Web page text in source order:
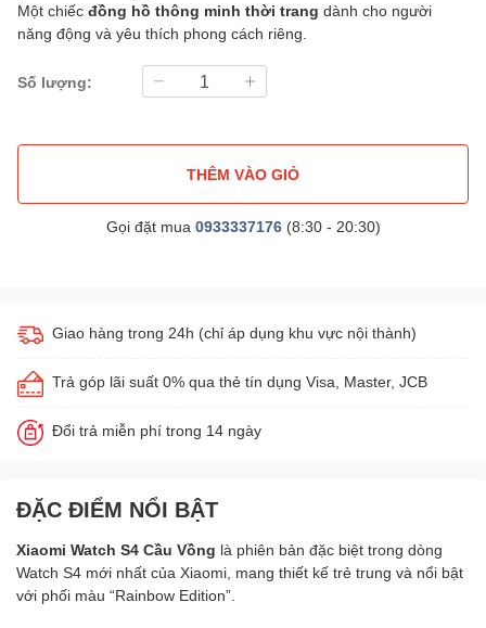
Một chiếc đồng hồ thông minh thời trang dành cho người
năng động và yêu thích phong cách riêng.
Số lượng:
THÊM VÀO GIỎ
Gọi đặt mua 0933337176(8:30 - 20:30)
Giao hàng trong 24h (chỉ áp dụng khu vực nội thành)
Trả góp lãi suất 0% qua thẻ tín dụng Visa, Master, JCB
Đổi trả miễn phí trong 14 ngày
ĐẶC ĐIỂM NỔI BẬT
Xiaomi Watch S4 Cầu Vồng là phiên bản đặc biệt trong dòng
Watch S4 mới nhất của Xiaomi, mang thiết kế trẻ trung và nổi bật
với phối màu “Rainbow Edition”.